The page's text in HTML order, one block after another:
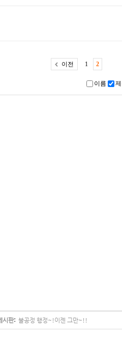
이전 1 2
이름
시판 불공정 행정~!이젠 그만~!!